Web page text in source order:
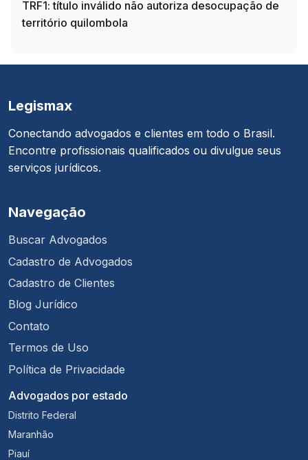
TRF1: título inválido não autoriza desocupação de
território quilombola
Legismax
Conectando advogados e clientes em todo o Brasil.
Encontre profissionais qualificados ou divulgue seus
serviços jurídicos.
Navegação
Buscar Advogados
Cadastro de Advogados
Cadastro de Clientes
Blog Jurídico
Contato
Termos de Uso
Política de Privacidade
Advogados por estado
Distrito Federal
Maranhão
Piauí